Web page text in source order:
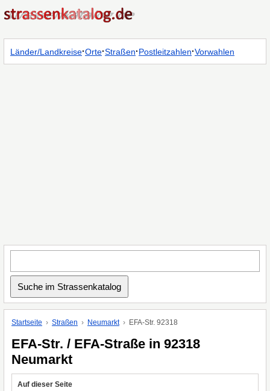
Länder/Landkreise·Orte·Straßen·Postleitzahlen·Vorwahlen
Startseite Straßen Neumarkt EFA-Str. 92318
EFA-Str. / EFA-Straße in 92318
Neumarkt
Auf dieser Seite